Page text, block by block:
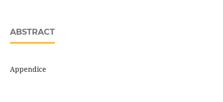
ABSTRACT
Appendice